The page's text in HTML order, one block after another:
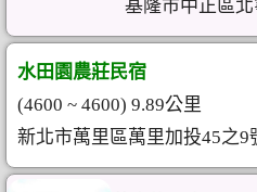
基隆市中正區
水田園農莊民宿
(4600 ~ 4600) 9.89公里
新北市萬里區萬里加投45之9